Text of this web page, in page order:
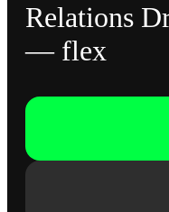
Relations
— flex